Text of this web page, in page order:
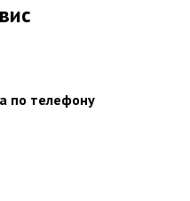
по телефону